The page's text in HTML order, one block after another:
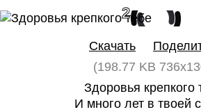
2
Скачать
(198.77 KB
Здоровья крепкого
И много лет в твоей